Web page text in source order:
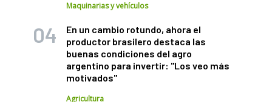
Maquinarias y vehículos
En un cambio rotundo, ahora el
productor brasilero destaca las
buenas condiciones del agro
argentino para invertir: "Los veo más
motivados"
Agricultura